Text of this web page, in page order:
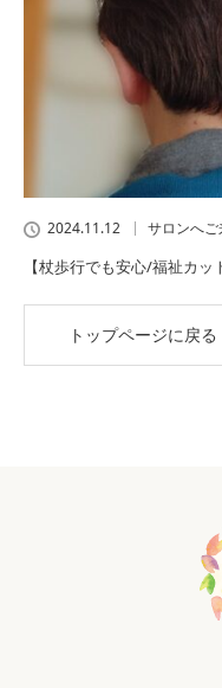
2024.11.12 サロンへご
【杖歩行でも安心/福祉カッ
トップページに戻る